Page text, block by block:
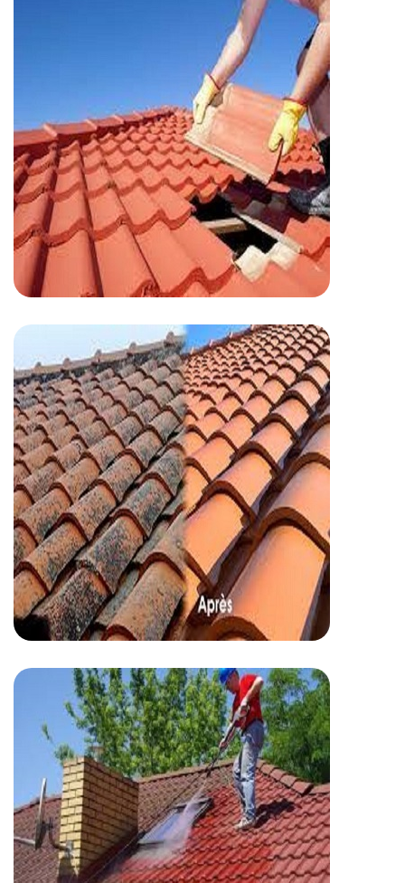
Intervention toiture
couverture-ravalement
jinguenaud patrick